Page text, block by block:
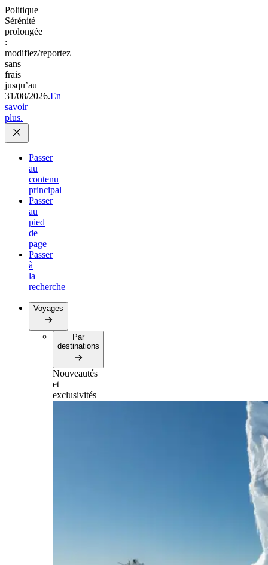
Politique
Sérénité
prolongée
:
modifiez/reportez
sans
frais
jusqu’au
31/08/2026.En
savoir
plus.
Passer
au
contenu
principal
Passer
au
pied
de
page
Passer
à
la
recherche
Voyages
Par
destinations
Nouveautés
et
exclusivités